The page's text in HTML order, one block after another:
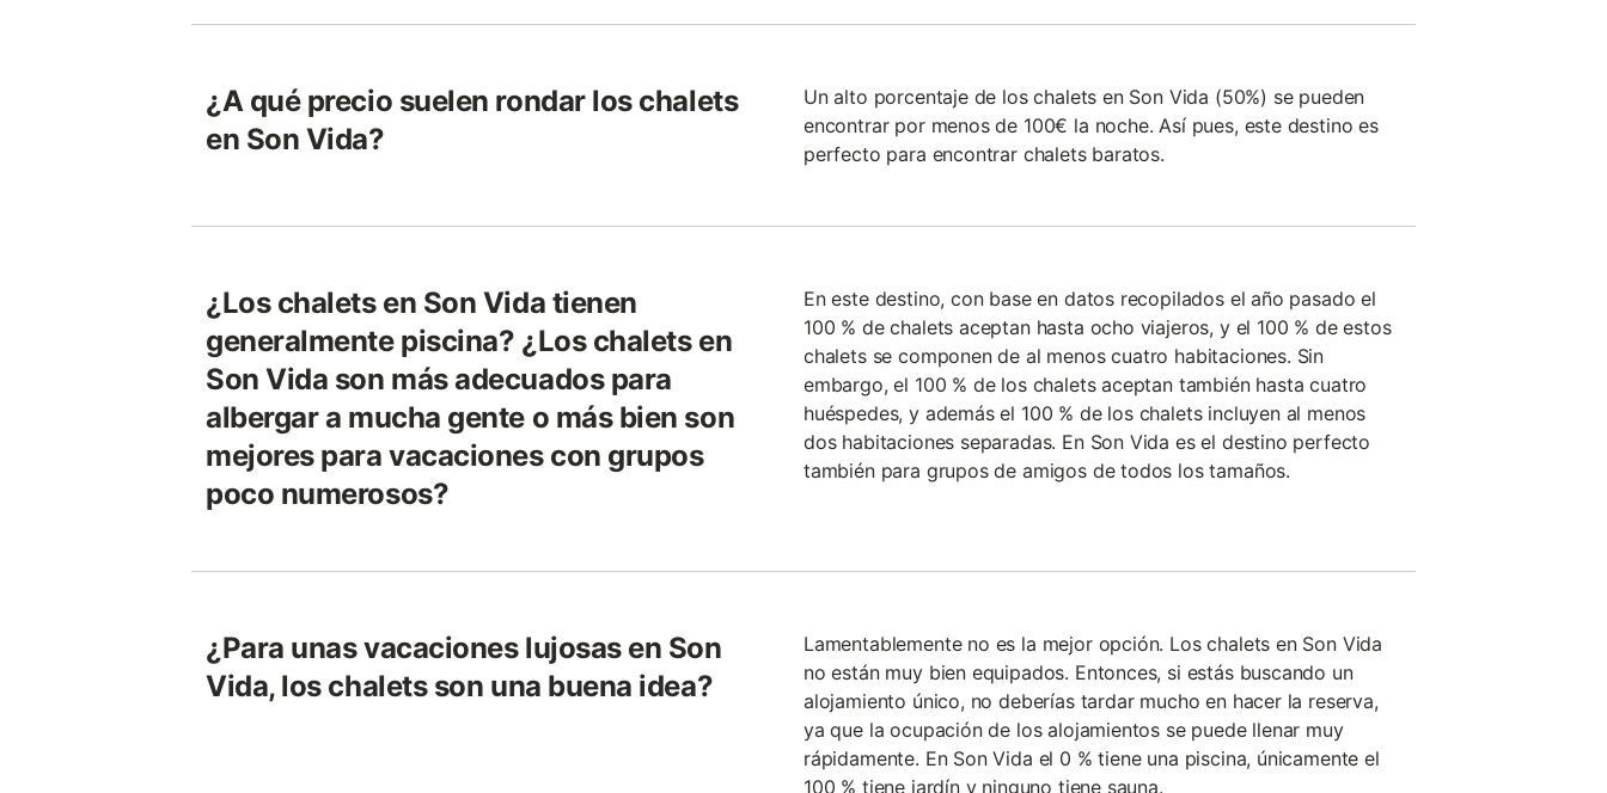
¿A qué precio suelen rondar los chalets
en Son Vida?
Un alto porcentaje de los chalets en Son Vida (50%) se pueden
encontrar por menos de 100€ la noche. Así pues, este destino es
perfecto para encontrar chalets baratos.
¿Los chalets en Son Vida tienen
generalmente piscina? ¿Los chalets en
Son Vida son más adecuados para
albergar a mucha gente o más bien son
mejores para vacaciones con grupos
poco numerosos?
En este destino, con base en datos recopilados el año pasado el
100 % de chalets aceptan hasta ocho viajeros, y el 100 % de estos
chalets se componen de al menos cuatro habitaciones. Sin
embargo, el 100 % de los chalets aceptan también hasta cuatro
huéspedes, y además el 100 % de los chalets incluyen al menos
dos habitaciones separadas. En Son Vida es el destino perfecto
también para grupos de amigos de todos los tamaños.
¿Para unas vacaciones lujosas en Son
Vida, los chalets son una buena idea?
Lamentablemente no es la mejor opción. Los chalets en Son Vida
no están muy bien equipados. Entonces, si estás buscando un
alojamiento único, no deberías tardar mucho en hacer la reserva,
ya que la ocupación de los alojamientos se puede llenar muy
rápidamente. En Son Vida el 0 % tiene una piscina, únicamente el
100 % tiene jardín y ninguno tiene sauna.